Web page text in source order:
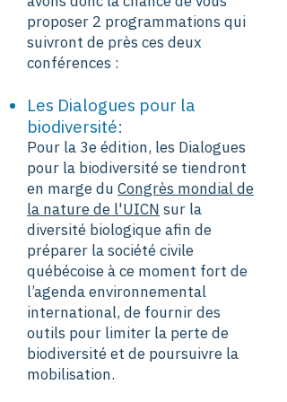
proposer 2 programmations qui
suivront de près ces deux
conférences :
Les Dialogues pour la
biodiversité:
Pour la 3e édition, les Dialogues
pour la biodiversité se tiendront
en marge du Congrès mondial de
la nature de l'UICN sur la
diversité biologique afin de
préparer la société civile
québécoise à ce moment fort de
l’agenda environnemental
international, de fournir des
outils pour limiter la perte de
biodiversité et de poursuivre la
mobilisation.